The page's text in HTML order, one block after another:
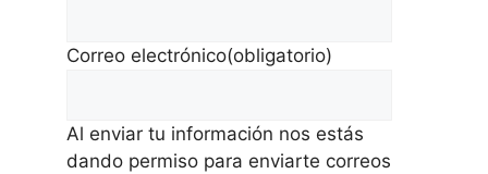
Correo electrónico(obligatorio)
Al enviar tu información nos estás
dando permiso para enviarte correos